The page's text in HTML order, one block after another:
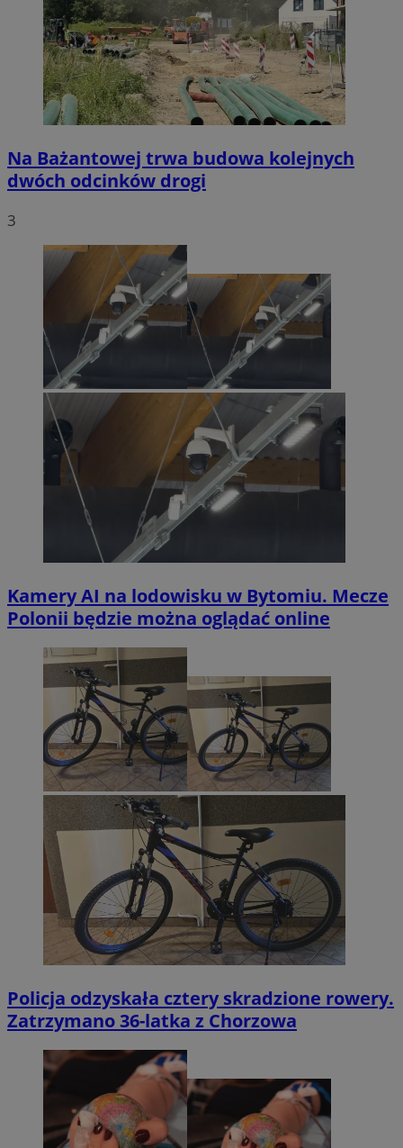
Na Bażantowej trwa budowa kolejnych
dwóch odcinków drogi
3
Kamery AI na lodowisku w Bytomiu. Mecze
Polonii będzie można oglądać online
Policja odzyskała cztery skradzione rowery.
Zatrzymano 36-latka z Chorzowa